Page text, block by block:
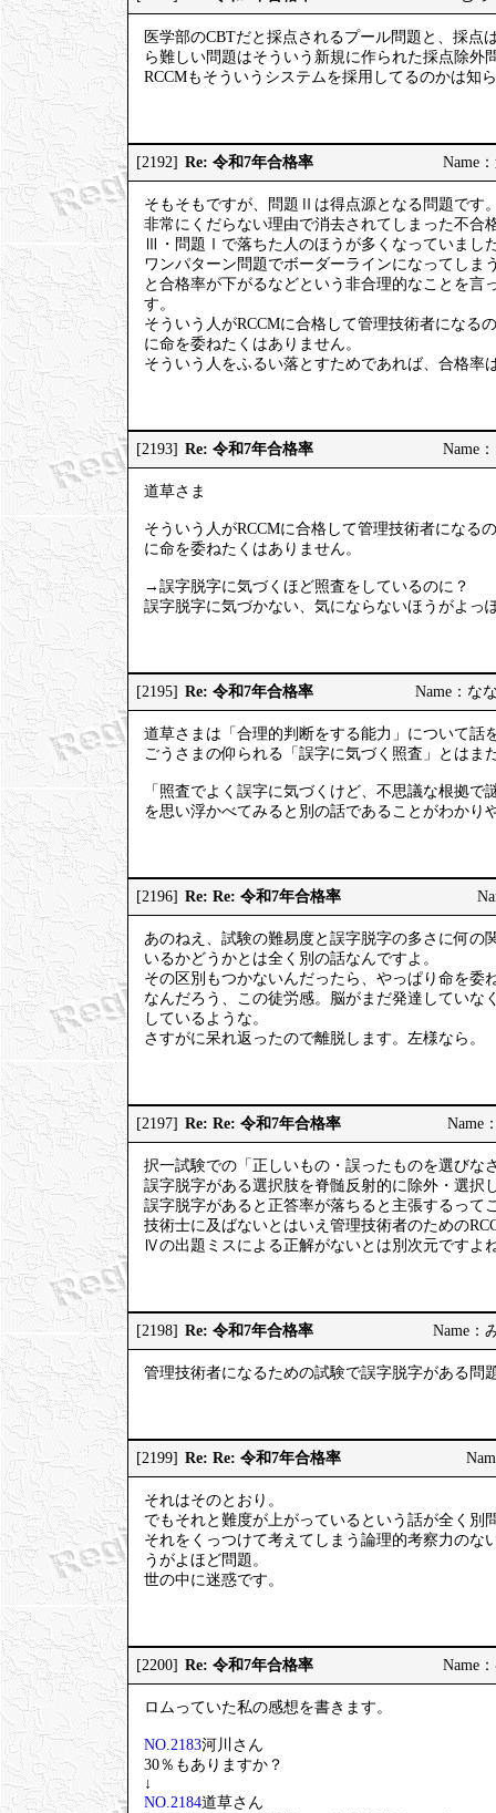
医学部のCBTだと採点されるプール問題と、採
ら難しい問題はそういう新規に作られた採点除外
RCCMもそういうシステムを採用してるのかは知
[2192] Re: 令和7年合格率 Name
そもそもですが、問題Ⅱは得点源となる問題です
非常にくだらない理由で消去されてしまった不
Ⅲ・問題Ⅰで落ちた人のほうが多くなっていまし
ワンパターン問題でボーダーラインになってし
と合格率が下がるなどという非合理的なことを
す。
そういう人がRCCMに合格して管理技術者になる
に命を委ねたくはありません。
そういう人をふるい落とすためであれば、合格率
[2193] Re: 令和7年合格率 Name
道草さま
そういう人がRCCMに合格して管理技術者になる
に命を委ねたくはありません。
→誤字脱字に気づくほど照査をしているのに？
誤字脱字に気づかない、気にならないほうがよっ
[2195] Re: 令和7年合格率 Name：な
道草さまは「合理的判断をする能力」について話
ごうさまの仰られる「誤字に気づく照査」とはま
「照査でよく誤字に気づくけど、不思議な根拠で
を思い浮かべてみると別の話であることがわかり
[2196] Re: Re: 令和7年合格率
あのねえ、試験の難易度と誤字脱字の多さに何の
いるかどうかとは全く別の話なんですよ。
その区別もつかないんだったら、やっぱり命を委
なんだろう、この徒労感。脳がまだ発達してい
しているような。
さすがに呆れ返ったので離脱します。左様なら。
[2197] Re: Re: 令和7年合格率 Name
択一試験での「正しいもの・誤ったものを選びな
誤字脱字がある選択肢を脊髄反射的に除外・選択
誤字脱字があると正答率が落ちると主張するって
技術士に及ばないとはいえ管理技術者のための
Ⅳの出題ミスによる正解がないとは別次元ですよ
[2198] Re: 令和7年合格率 Name：
管理技術者になるための試験で誤字脱字がある問
[2199] Re: Re: 令和7年合格率
それはそのとおり。
でもそれと難度が上がっているという話が全く別
それをくっつけて考えてしまう論理的考察力の
うがよほど問題。
世の中に迷惑です。
[2200] Re: 令和7年合格率 Name
ロムっていた私の感想を書きます。
NO.2183河川さん
30％もありますか？
↓
NO.2184道草さん